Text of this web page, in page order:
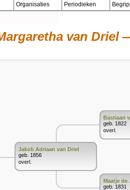
Organisaties Periodieken
van Driel
Jakob Adriaan van Driel
geb. 1856
overl.
Bastiaan
geb. 1822
overl.
Maatje de
geb. 1831